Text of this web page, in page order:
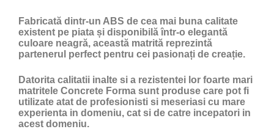
Fabricată dintr-un ABS de cea mai buna calitate
existent pe piata și disponibilă într-o elegantă
culoare neagră, această matrită reprezintă
partenerul perfect pentru cei pasionați de creație.
Datorita calitatii inalte si a rezistentei lor foarte mari
matritele Concrete Forma sunt produse care pot fi
utilizate atat de profesionisti si meseriasi cu mare
experienta in domeniu, cat si de catre incepatori in
acest domeniu.